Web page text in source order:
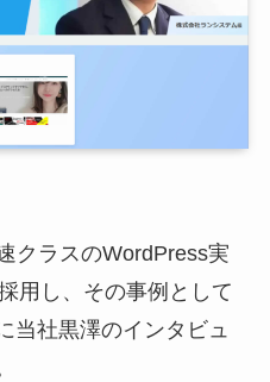
クラスのWordPress実
用し、その事例として
当社黒澤のインタビュ